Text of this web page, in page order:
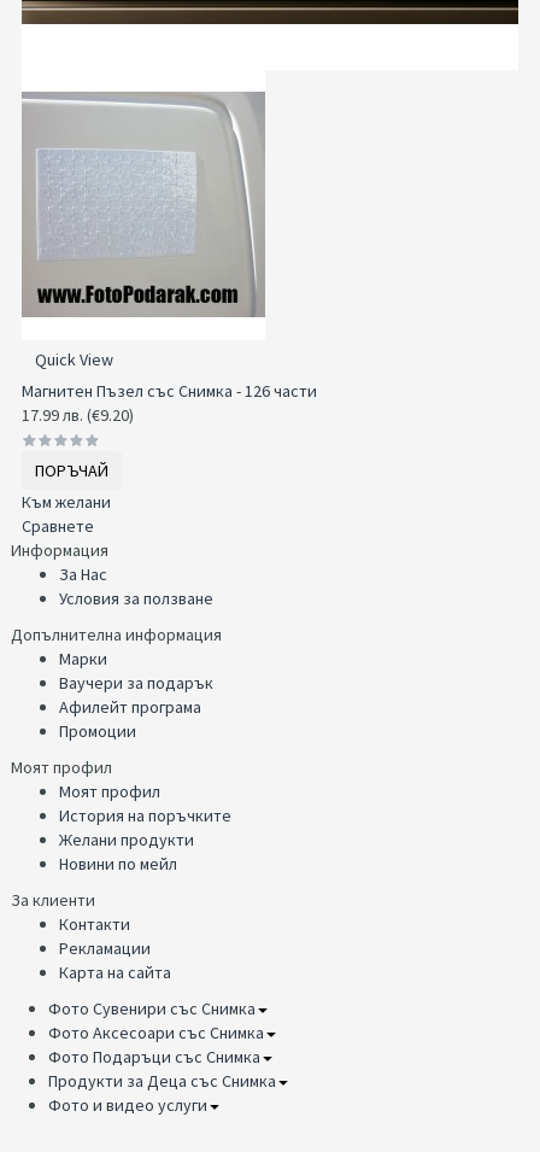
Quick View
Магнитен Пъзел със Снимка - 126 части
17.99 лв. (€9.20)
ПОРЪЧАЙ
Към желани
Сравнете
Информация
За Нас
Условия за ползване
Допълнителна информация
Марки
Ваучери за подарък
Афилейт програма
Промоции
Моят профил
Моят профил
История на поръчките
Желани продукти
Новини по мейл
За клиенти
Контакти
Рекламации
Карта на сайта
Фото Сувенири със Снимка
Фото Аксесоари със Снимка
Фото Подаръци със Снимка
Продукти за Деца със Снимка
Фото и видео услуги